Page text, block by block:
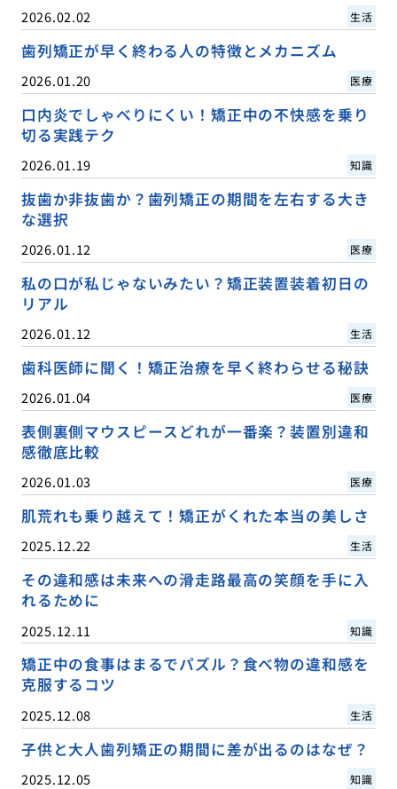
2026.02.02 生活
歯列矯正が早く終わる人の特徴とメカニズム
2026.01.20 医療
口内炎でしゃべりにくい！矯正中の不快感を乗り
切る実践テク
2026.01.19 知識
抜歯か非抜歯か？歯列矯正の期間を左右する大き
な選択
2026.01.12 医療
私の口が私じゃないみたい？矯正装置装着初日の
リアル
2026.01.12 生活
歯科医師に聞く！矯正治療を早く終わらせる秘訣
2026.01.04 医療
表側裏側マウスピースどれが一番楽？装置別違和
感徹底比較
2026.01.03 医療
肌荒れも乗り越えて！矯正がくれた本当の美しさ
2025.12.22 生活
その違和感は未来への滑走路最高の笑顔を手に入
れるために
2025.12.11 知識
矯正中の食事はまるでパズル？食べ物の違和感を
克服するコツ
2025.12.08 生活
子供と大人歯列矯正の期間に差が出るのはなぜ？
2025.12.05 知識